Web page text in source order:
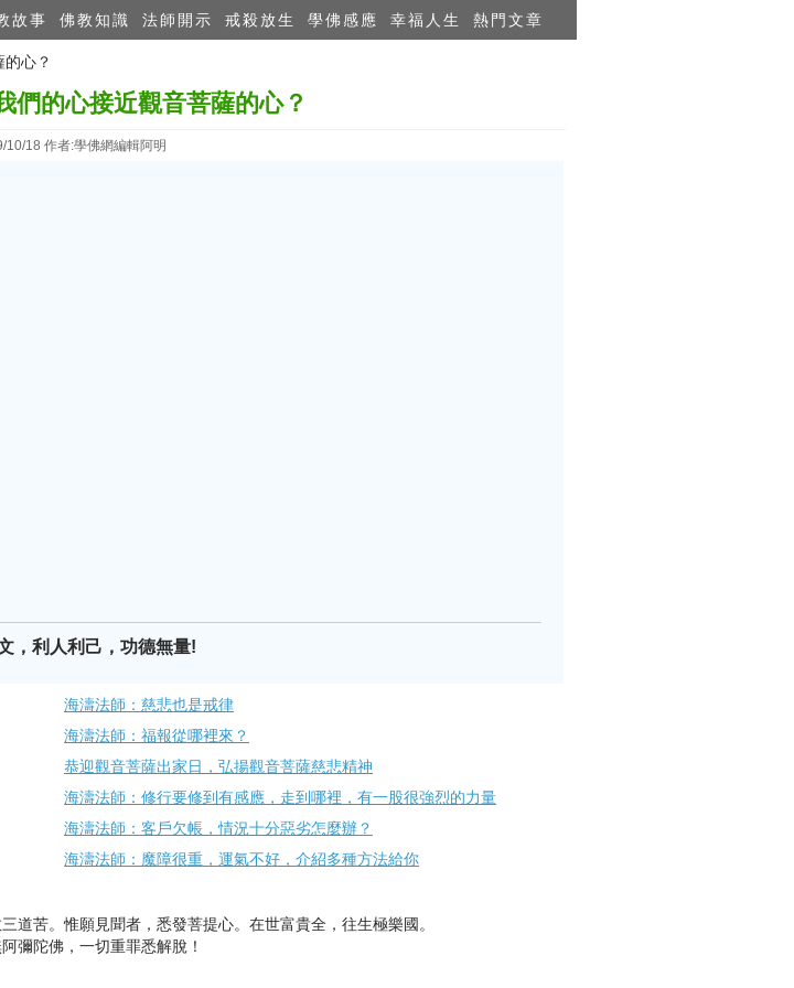
故事 佛教知識 法師開示 戒殺放生 學佛感應 幸福人生 熱門文章
心？
們的心接近觀音菩薩的心？
10/18 作者:學佛網編輯阿明
，利人利己，功德無量!
海濤法師：慈悲也是戒律
海濤法師：福報從哪裡來？
恭迎觀音菩薩出家日，弘揚觀音菩薩慈悲精神
海濤法師：修行要修到有感應，走到哪裡，有一股很強烈的力量
海濤法師：客戶欠帳，情況十分惡劣怎麼辦？
海濤法師：魔障很重，運氣不好，介紹多種方法給你
道苦。惟願見聞者，悉發菩提心。在世富貴全，往生極樂國。
彌陀佛，一切重罪悉解脫！